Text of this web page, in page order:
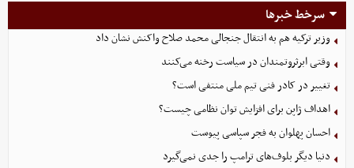
سرخط خبرها
وزیر ترکیه هم به انتقال جنجالی محمد صلاح واکنش نشان داد
وقتی ابرثروتمندان در سیاست رخنه می‌کنند
تغییر در کادر فنی تیم ملی منتفی است؟
اهداف ژاپن برای افزایش توان نظامی چیست؟
احسان پهلوان به فجر سپاسی پیوست
دنیا دیگر بلوف‌های ترامپ را جدی نمی‌گیرد